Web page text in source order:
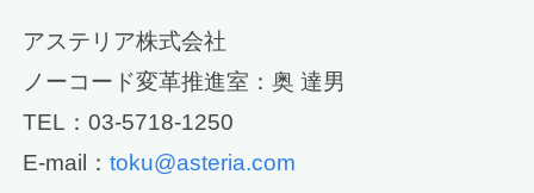
アステリア株式会社
ノーコード変革推進室：奥 達男
TEL：03-5718-1250
E-mail：toku@asteria.com